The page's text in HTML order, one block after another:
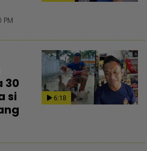
6:18
30
si